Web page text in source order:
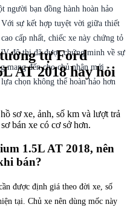
người bạn đồng hành hoàn hảo
sự kết hợp tuyệt vời giữa thiết
cấp nhất, chiếc xe này chứng tỏ
đô thị đã được chứng minh về sự
mang đến cho chủ nhân mới
chọn không thể hoàn hảo hơn
tự Ford
AT 2018 hay hỏi
sơ xe, ảnh, số km và lượt trả
bán xe có cơ sở hơn.
1.5L AT 2018, nên
bán?
được định giá theo đời xe, số
tại. Chủ xe nên dùng mốc này